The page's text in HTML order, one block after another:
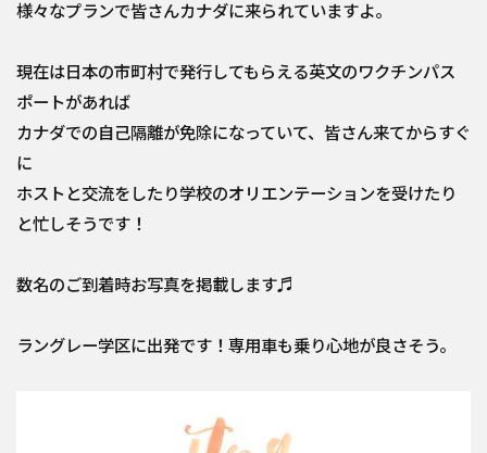
様々なプランで皆さんカナダに来られていますよ。
現在は日本の市町村で発行してもらえる英文のワクチンパス
ポートがあれば
カナダでの自己隔離が免除になっていて、皆さん来てからすぐ
に
ホストと交流をしたり学校のオリエンテーションを受けたり
と忙しそうです！
数名のご到着時お写真を掲載します♬
ラングレー学区に出発です！専用車も乗り心地が良さそう。